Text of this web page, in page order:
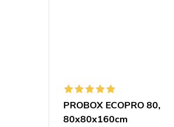
PROBOX ECOPRO 80,
80x80x160cm